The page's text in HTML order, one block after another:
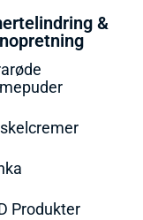
&
Produkter